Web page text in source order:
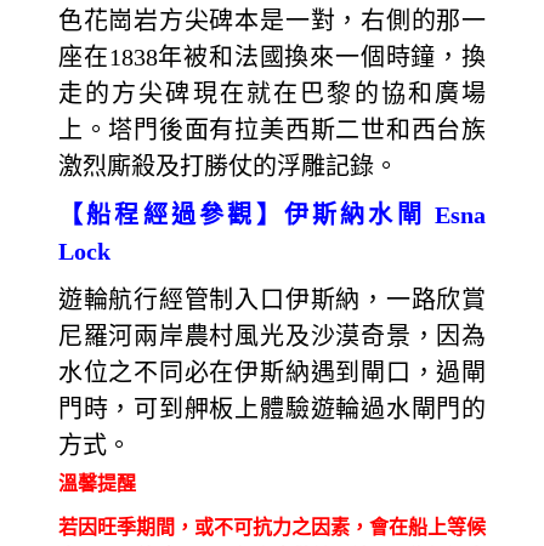
色花崗岩方尖碑本是一對，右側的那一
座在1838年被和法國換來一個時鐘，換
走的方尖碑現在就在巴黎的協和廣場
上。塔門後面有拉美西斯二世和西台族
激烈廝殺及打勝仗的浮雕記錄。
【船程經過參觀】伊斯納水閘 Esna
Lock
遊輪航行經管制入口伊斯納，一路欣賞
尼羅河兩岸農村風光及沙漠奇景，因為
水位之不同必在伊斯納遇到閘口，過閘
門時，可到舺板上體驗遊輪過水閘門的
方式。
溫馨提醒
若因旺季期間，或不可抗力之因素，會在船上等候